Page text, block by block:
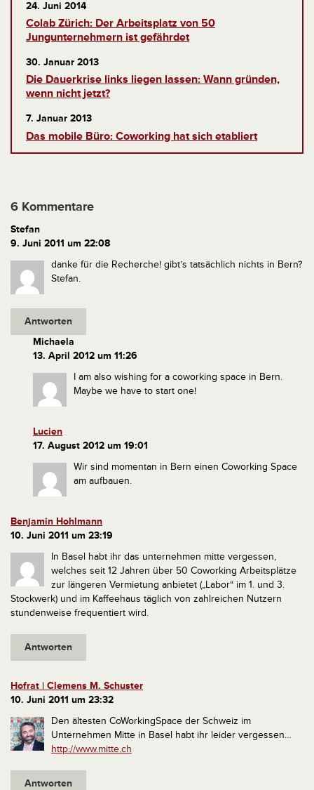
24. Juni 2014
Colab Zürich: Der Arbeitsplatz von 50
Jungunternehmern ist gefährdet
30. Januar 2013
Die Dauerkrise links liegen lassen: Wann gründen,
wenn nicht jetzt?
7. Januar 2013
Das mobile Büro: Coworking hat sich etabliert
6 Kommentare
Stefan
9. Juni 2011 um 22:08
danke für die Recherche! gibt’s tatsächlich nichts in Bern?
Stefan.
Antworten
Michaela
13. April 2012 um 11:26
I am also wishing for a coworking space in Bern.
Maybe we have to start one!
Lucien
17. August 2012 um 19:01
Wir sind momentan in Bern einen Coworking Space
am aufbauen.
Benjamin Hohlmann
10. Juni 2011 um 23:19
In Basel habt ihr das unternehmen mitte vergessen,
welches seit 12 Jahren über 50 Coworking Arbeitsplätze
zur längeren Vermietung anbietet („Labor“ im 1. und 3.
Stockwerk) und im Kaffeehaus täglich von zahlreichen Nutzern
stundenweise frequentiert wird.
Antworten
Hofrat | Clemens M. Schuster
10. Juni 2011 um 23:32
Den ältesten CoWorkingSpace der Schweiz im
Unternehmen Mitte in Basel habt ihr leider vergessen…
http://www.mitte.ch
Antworten